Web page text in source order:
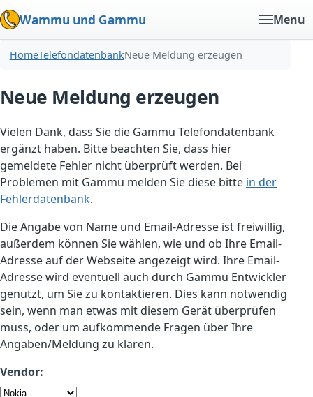
Wammu und Gammu Menu
HomeTelefondatenbankNeue Meldung erzeugen
Neue Meldung erzeugen
Vielen Dank, dass Sie die Gammu Telefondatenbank
ergänzt haben. Bitte beachten Sie, dass hier
gemeldete Fehler nicht überprüft werden. Bei
Problemen mit Gammu melden Sie diese bitte in der
Fehlerdatenbank.
Die Angabe von Name und Email-Adresse ist freiwillig,
außerdem können Sie wählen, wie und ob Ihre Email-
Adresse auf der Webseite angezeigt wird. Ihre Email-
Adresse wird eventuell auch durch Gammu Entwickler
genutzt, um Sie zu kontaktieren. Dies kann notwendig
sein, wenn man etwas mit diesem Gerät überprüfen
muss, oder um aufkommende Fragen über Ihre
Angaben/Meldung zu klären.
Vendor: